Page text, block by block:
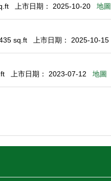
上市日期： 2025-10-20 地圖
sq.ft 上市日期： 2025-10-15
上市日期： 2023-07-12 地圖